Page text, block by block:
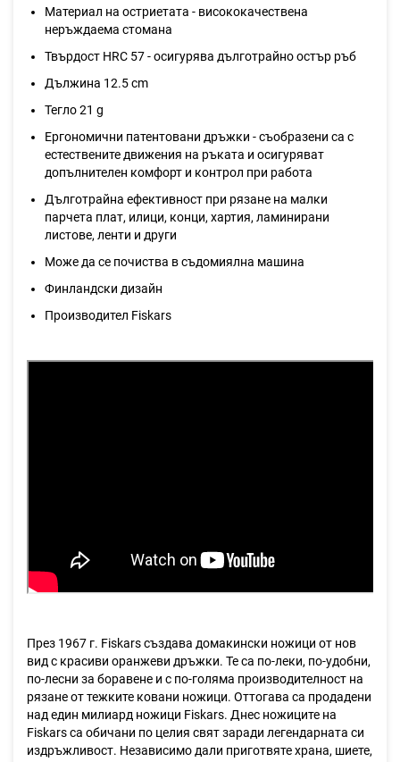
Материал на остриетата - висококачествена
неръждаема стомана
Твърдост HRC 57 - осигурява дълготрайно остър ръб
Дължина 12.5 cm
Тегло 21 g
Ергономични патентовани дръжки - съобразени са с
естествените движения на ръката и осигуряват
допълнителен комфорт и контрол при работа
Дълготрайна ефективност при рязане на малки
парчета плат, илици, конци, хартия, ламинирани
листове, ленти и други
Може да се почиства в съдомиялна машина
Финландски дизайн
Производител Fiskars
През 1967 г. Fiskars създава домакински ножици от нов
вид с красиви оранжеви дръжки. Те са по-леки, по-удобни,
по-лесни за боравене и с по-голяма производителност на
рязане от тежките ковани ножици. Оттогава са продадени
над един милиард ножици Fiskars. Днес ножиците на
Fiskars са обичани по целия свят заради легендарната си
издръжливост. Независимо дали приготвяте храна, шиете,